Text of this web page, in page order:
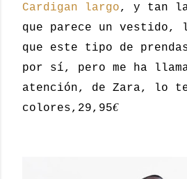
Cardigan largo, y tan
que parece un vestido,
que este tipo de
por sí, pero me ha
atención, de Zara, lo
colores,29,95€